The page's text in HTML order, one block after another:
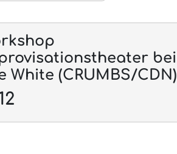
bei
White (CRUMBS/CDN)